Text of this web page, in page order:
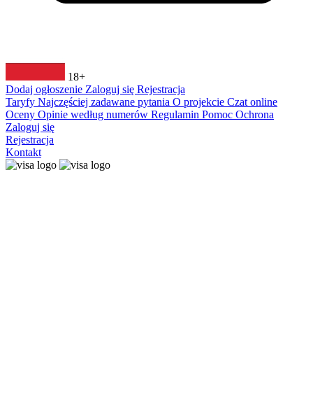
18+
Dodaj ogłoszenie Zaloguj się Rejestracja
Taryfy Najczęściej zadawane pytania O projekcie Czat online
Oceny Opinie według numerów Regulamin Pomoc Ochrona
Zaloguj się
Rejestracja
Kontakt